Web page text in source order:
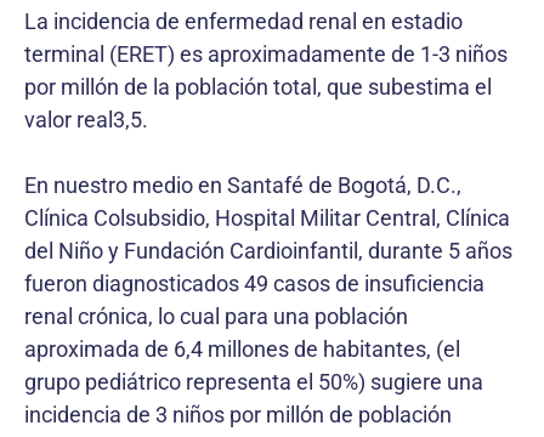
La incidencia de enfermedad renal en estadio
terminal (ERET) es aproximadamente de 1-3 niños
por millón de la población total, que subestima el
valor real3,5.
En nuestro medio en Santafé de Bogotá, D.C.,
Clínica Colsubsidio, Hospital Militar Central, Clínica
del Niño y Fundación Cardioinfantil, durante 5 años
fueron diagnosticados 49 casos de insuficiencia
renal crónica, lo cual para una población
aproximada de 6,4 millones de habitantes, (el
grupo pediátrico representa el 50%) sugiere una
incidencia de 3 niños por millón de población